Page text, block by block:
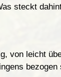
steckt
, von leicht